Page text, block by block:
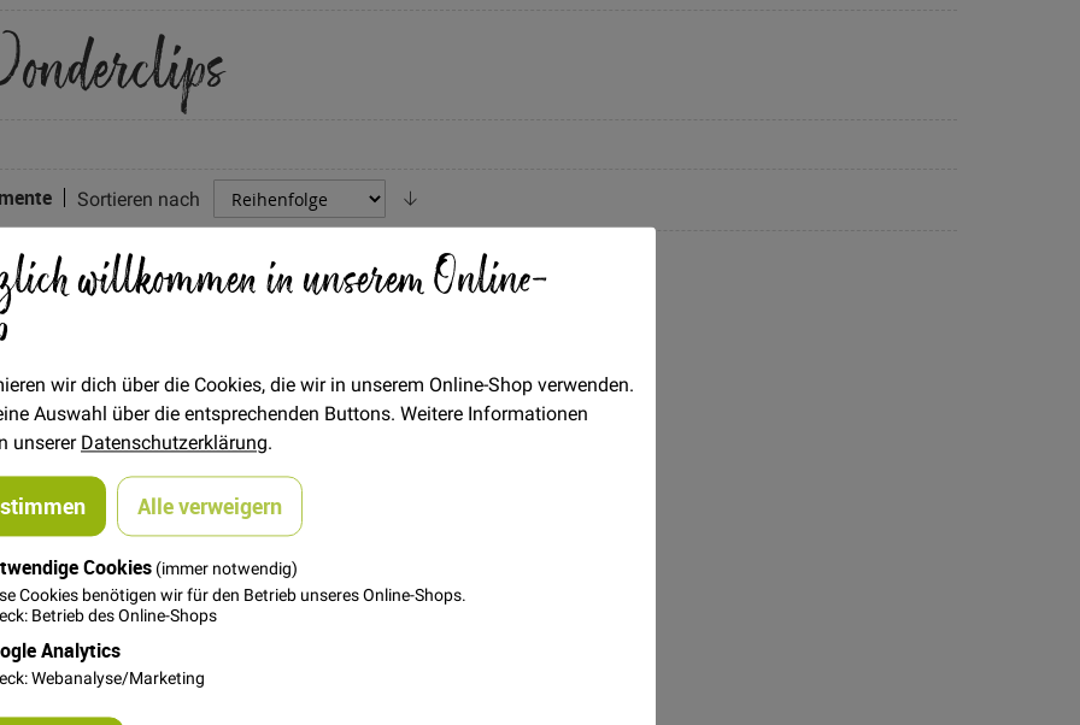
willkommen in unserem Online-
wir dich über die Cookies, die wir in unserem Online-Shop verwenden.
Auswahl über die entsprechenden Buttons. Weitere Informationen
unsererDatenschutzerklärung.
Alle verweigern
Cookies (immer notwendig)
Cookies benötigen wir für den Betrieb unseres Online-Shops.
Betrieb des Online-Shops
Analytics
Webanalyse/Marketing
Sortieren nach
Clips
- Bunt
8,00 €
Wonder Clips - Rot
8,00 €